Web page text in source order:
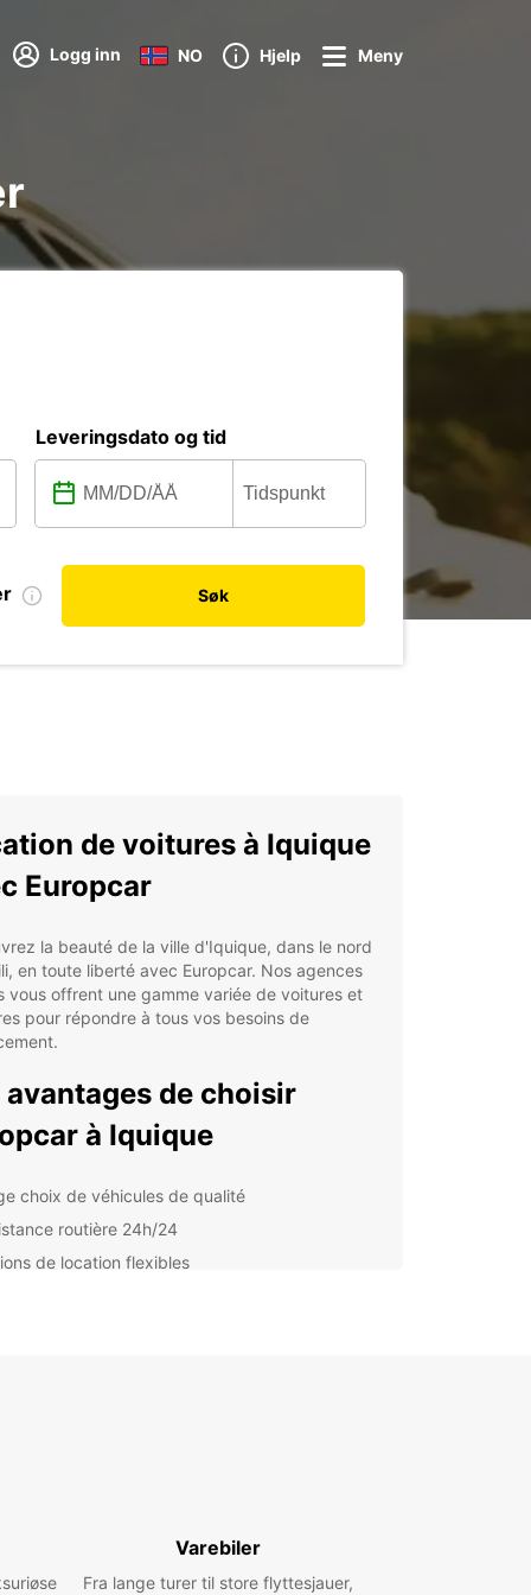
Logg inn NO Hjelp Meny
Leveringsdato og tid
Søk
de voitures à Iquique
Europcar
la beauté de la ville d'Iquique, dans le nord
en toute liberté avec Europcar. Nos agences
vous offrent une gamme variée de voitures et
pour répondre à tous vos besoins de
avantages de choisir
à Iquique
choix de véhicules de qualité
routière 24h/24
de location flexibles
locales. Avec une voiture de location
Varebiler
Fra lange turer til store flyttesjauer,